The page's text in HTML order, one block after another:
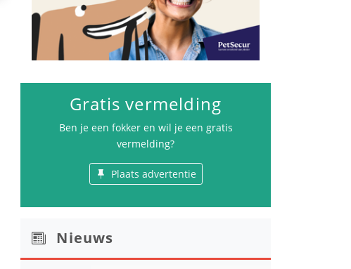
Gratis vermelding
Ben je een fokker en wil je een gratis
vermelding?
Plaats advertentie
Nieuws